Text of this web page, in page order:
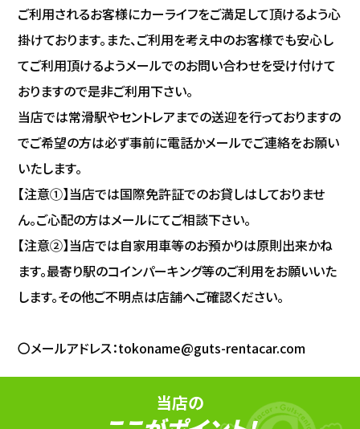
ご利用されるお客様にカーライフをご満足して頂けるよう心
掛けております。また、ご利用を考え中のお客様でも安心し
てご利用頂けるようメールでのお問い合わせを受け付けて
おりますので是非ご利用下さい。
当店では常滑駅やセントレアまでの送迎を行っておりますの
でご希望の方は必ず事前に電話かメールでご連絡をお願い
いたします。
【注意①】当店では国際免許証でのお貸しはしておりませ
ん。ご心配の方はメールにてご相談下さい。
【注意②】当店では自家用車等のお預かりは原則出来かね
ます。最寄り駅のコインパーキング等のご利用をお願いいた
します。その他ご不明点は店舗へご確認ください。
〇メールアドレス：tokoname@guts-rentacar.com
当店の